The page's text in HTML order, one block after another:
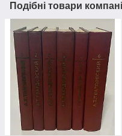
Подібні товари